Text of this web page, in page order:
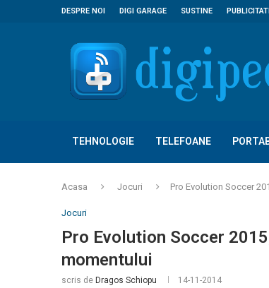
DESPRE NOI DIGI GARAGE SUSTINE
TEHNOLOGIE TELEFOANE
Acasa Jocuri Pro Evolution Soccer
Jocuri
Pro Evolution Soccer
momentului
scris de Dragos Schiopu 14-11-2014